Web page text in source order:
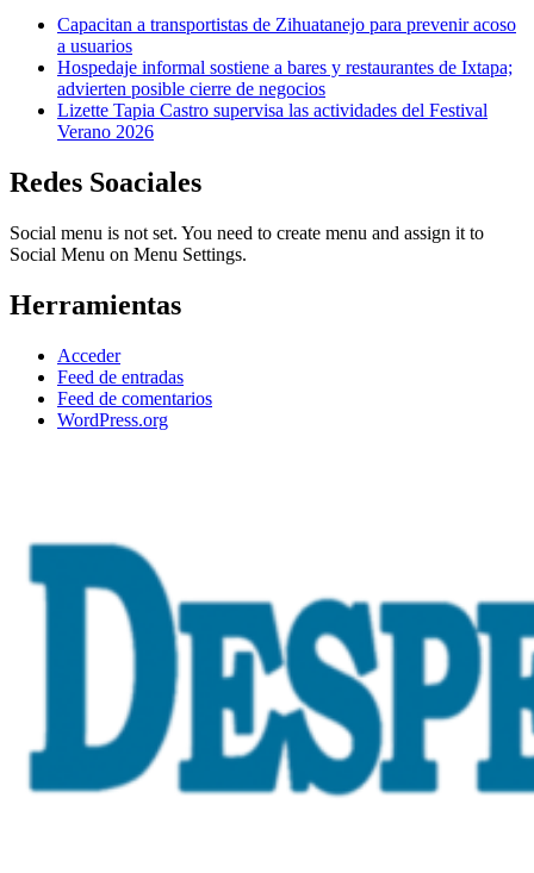
Capacitan a transportistas de Zihuatanejo para prevenir acoso
a usuarios
Hospedaje informal sostiene a bares y restaurantes de Ixtapa;
advierten posible cierre de negocios
Lizette Tapia Castro supervisa las actividades del Festival
Verano 2026
Redes Soaciales
Social menu is not set. You need to create menu and assign it to
Social Menu on Menu Settings.
Herramientas
Acceder
Feed de entradas
Feed de comentarios
WordPress.org